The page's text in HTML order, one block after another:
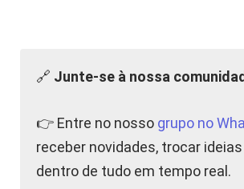
🔗 Junte-se à nossa
👉 Entre no nosso grupo no
receber novidades, trocar
dentro de tudo em tempo real.